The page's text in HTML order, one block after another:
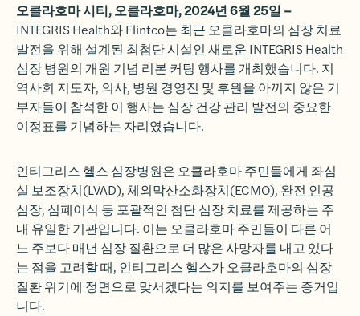
오클라호마 시티, 오클라호마, 2024년 6월 25일 –
INTEGRIS Health와 Flintco는 최근 오클라호마의 심장 치료
발전을 위해 설계된 최첨단 시설인 새로운 INTEGRIS Health
심장 병원의 개원 기념 리본 커팅 행사를 개최했습니다. 지
역사회 지도자, 의사, 병원 경영진 및 후원을 아끼지 않은 기
부자들이 참석한 이 행사는 심장 건강 관리 발전의 중요한
이정표를 기념하는 자리였습니다.
인티그리스 헬스 심장병원은 오클라호마 주민들에게 좌심
실 보조장치(LVAD), 체외막산소화장치(ECMO), 완전 인공
심장, 심폐이식 등 포괄적인 첨단 심장 치료를 제공하는 주
내 유일한 기관입니다. 이는 오클라호마 주민들이 다른 어
느 주보다 매년 심장 질환으로 더 많은 사망자를 내고 있다
는 점을 고려할 때, 인티그리스 헬스가 오클라호마의 심장
질환 위기에 정면으로 맞서겠다는 의지를 보여주는 증거입
니다.